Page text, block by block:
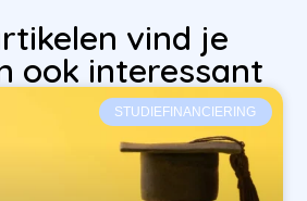
vind je
ook interessant
STUDIEFINANCIERING